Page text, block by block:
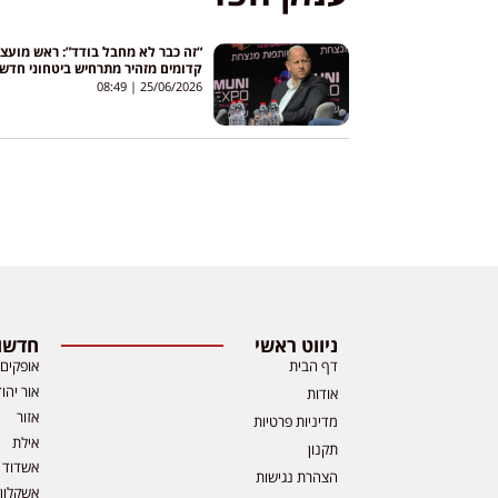
“זה כבר לא מחבל בודד”: ראש
קדומים מזהיר מתרחיש ביטחוני חדש
ביהודה ושומרון
25/06/2026
08:49
ניווט ראשי
דף הבית
אודות
מדיניות פרטיות
תקנון
הצהרת נגישות
אופקים
אור
אזור
אילת
אשדוד
אשקלון